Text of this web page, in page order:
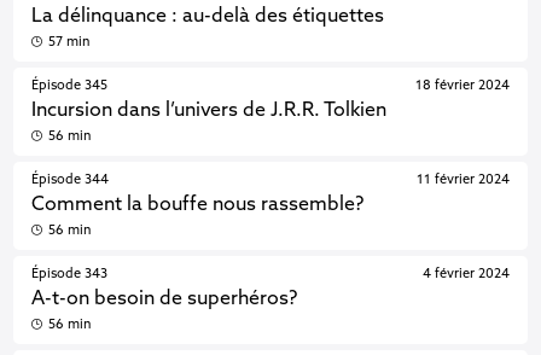
La délinquance : au-delà des étiquettes
57 min
Épisode 345
Incursion dans l’univers de J.R.R. Tolkien
18 février 2024
56 min
Épisode 344
Comment la bouffe nous rassemble?
11 février 2024
56 min
Épisode 343
A-t-on besoin de superhéros?
4 février 2024
56 min